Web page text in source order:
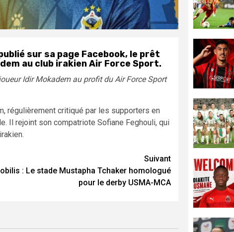
sur sa page Facebook, le prêt
au club irakien Air Force Sport.
Idir Mokadem au profit du Air Force Sport
régulièrement critiqué par les supporters en
Il rejoint son compatriote Sofiane Feghouli, qui
Suivant
: Le stade Mustapha Tchaker homologué
pour le derby USMA-MCA